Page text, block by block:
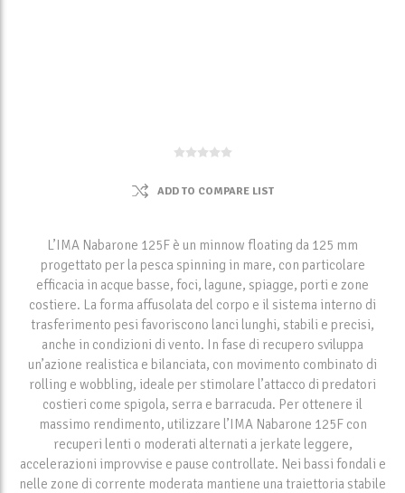
ADD TO COMPARE LIST
L’IMA Nabarone 125F è un minnow floating da 125 mm
progettato per la pesca spinning in mare, con particolare
efficacia in acque basse, foci, lagune, spiagge, porti e zone
costiere. La forma affusolata del corpo e il sistema interno di
trasferimento pesi favoriscono lanci lunghi, stabili e precisi,
anche in condizioni di vento. In fase di recupero sviluppa
un’azione realistica e bilanciata, con movimento combinato di
rolling e wobbling, ideale per stimolare l’attacco di predatori
costieri come spigola, serra e barracuda. Per ottenere il
massimo rendimento, utilizzare l’IMA Nabarone 125F con
recuperi lenti o moderati alternati a jerkate leggere,
accelerazioni improvvise e pause controllate. Nei bassi fondali e
nelle zone di corrente moderata mantiene una traiettoria stabile